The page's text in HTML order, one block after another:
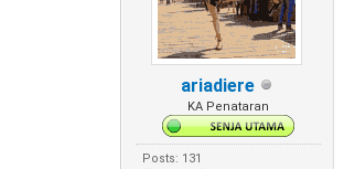
ariadiere
KA Penataran
Posts: 131